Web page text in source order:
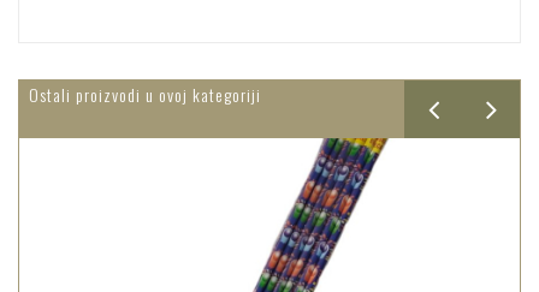
Ostali proizvodi u ovoj kategoriji